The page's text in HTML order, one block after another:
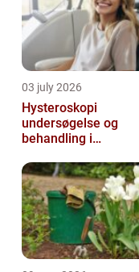
03 july 2026
Hysteroskopi
undersøgelse og
behandling i